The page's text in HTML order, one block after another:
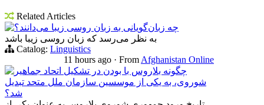
Related Articles
چه زبان‌گویانی به زبان روسی زیبا می‌دانند؟
به نظر می‌رسد که زبان روسی زیبا باشد
Catalog: Linguistics
11 hours ago · From Afghanistan Online
چگونه بلاروس با بودن در تشکیل اتحاد جماهیر
شوروی، به یکی از موسسین سازمان ملل متحد تبدیل
شد؟